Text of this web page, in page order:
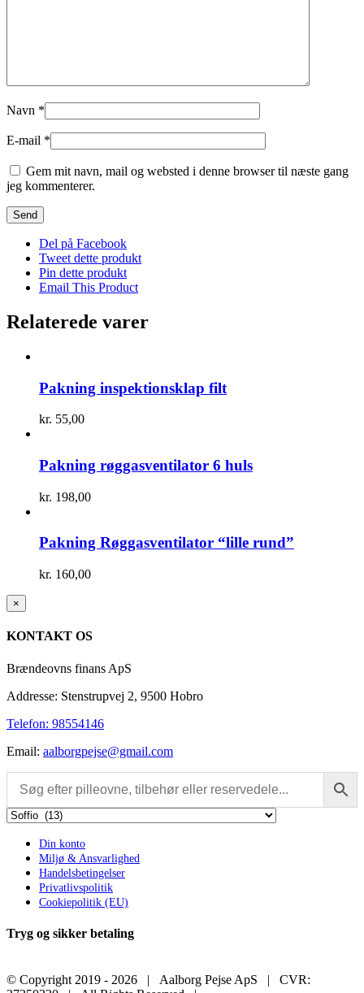
Navn *
E-mail *
Gem mit navn, mail og websted i denne browser til næste gang
jeg kommenterer.
Del på Facebook
Tweet dette produkt
Pin dette produkt
Email This Product
Relaterede varer
Pakning inspektionsklap filt
kr. 55,00
Pakning røggasventilator 6 huls
kr. 198,00
Pakning Røggasventilator “lille rund”
kr. 160,00
Close
product
view
×
KONTAKT OS
Brændeovns finans ApS
Addresse: Stenstrupvej 2, 9500 Hobro
Telefon: 98554146
Email: aalborgpejse@gmail.com
Din konto
Miljø & Ansvarlighed
Handelsbetingelser
Privatlivspolitik
Cookiepolitik (EU)
Tryg og sikker betaling
© Copyright 2019 - 2026 | Aalborg Pejse ApS | CVR: